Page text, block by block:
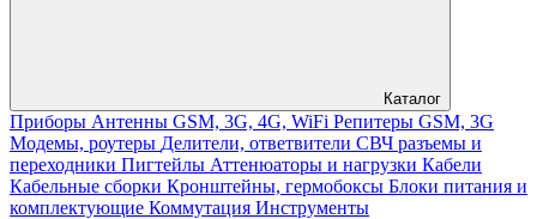
Каталог
Приборы Антенны GSM, 3G, 4G, WiFi Репитеры GSM, 3G
Модемы, роутеры Делители, ответвители СВЧ разъемы и
переходники Пигтейлы Аттенюаторы и нагрузки Кабели
Кабельные сборки Кронштейны, гермобоксы Блоки питания и
комплектующие Коммутация Инструменты